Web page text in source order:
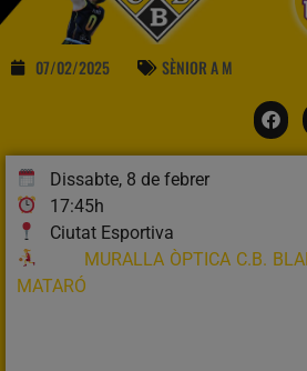
07/02/2025 SÈNIOR A M
Dissabte, 8 de febrer
17:45h
Ciutat Esportiva
MURALLA ÒPTICA C.B.
MATARÓ